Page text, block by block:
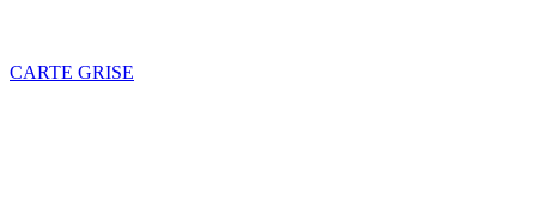
CARTE GRISE